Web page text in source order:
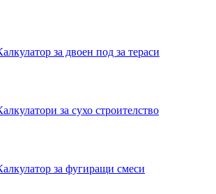
за двоен под за тераси
за сухо строителство
за фугиращи смеси